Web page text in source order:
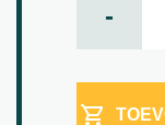
-